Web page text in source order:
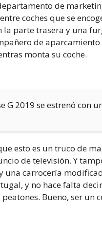
de
coches que se
la parte trasera y una
de aparcamiento
monta su coche.
G 2019 se estrenó con
esto es un truco de
de televisión. Y
una carrocería
y no hace falta
Bueno, ser un